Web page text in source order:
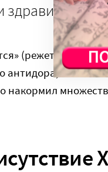
здравия
(режется на
антидора,
накормил